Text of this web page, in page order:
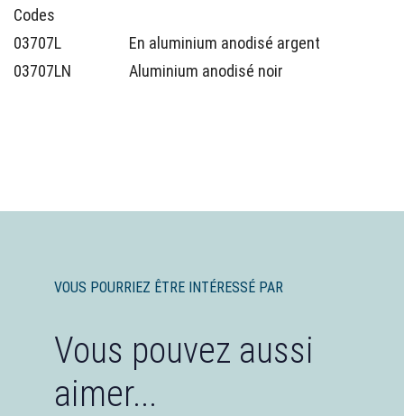
Codes
03707L
En aluminium anodisé argent
03707LN
Aluminium anodisé noir
VOUS POURRIEZ ÊTRE INTÉRESSÉ PAR
Vous pouvez aussi
aimer...